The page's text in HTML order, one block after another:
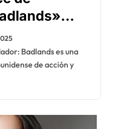
de la
y novena
de acción y